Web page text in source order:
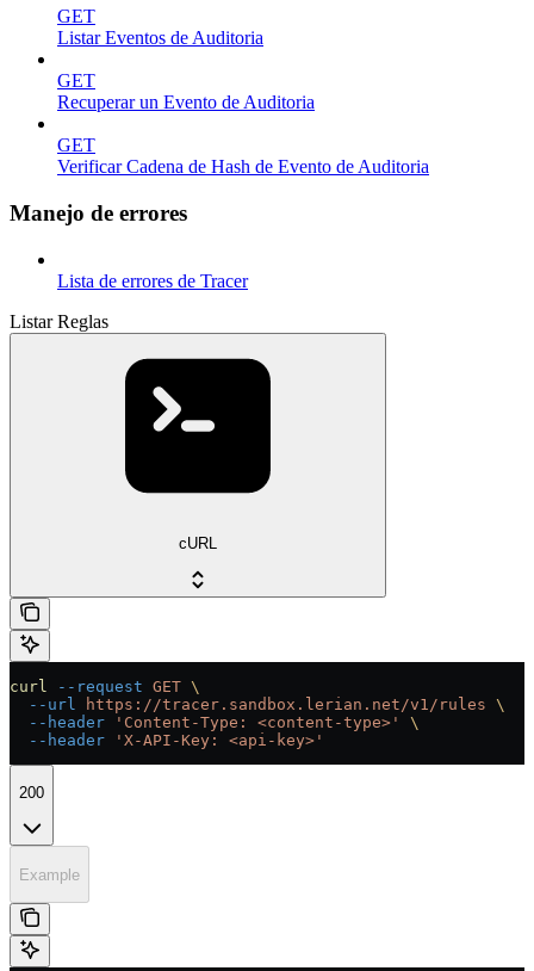
GET
Listar Eventos de Auditoria
GET
Recuperar un Evento de Auditoria
GET
Verificar Cadena de Hash de Evento de Auditoria
Manejo de errores
Lista de errores de Tracer
Listar Reglas
cURL
curl --request GET \
  --url
https://tracer.sandbox.lerian.net/v1/rules \
  --header
'Content-Type: <content-type>'
\
  --header
'X-API-Key: <api-key>'
200
Example